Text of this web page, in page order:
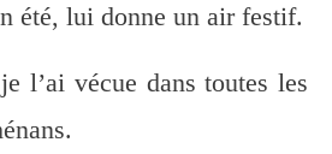
été, lui donne un air festif.
l’ai vécue dans toutes les